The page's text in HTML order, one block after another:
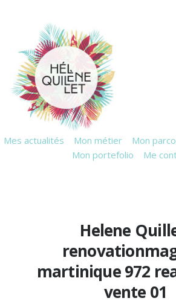
Mes actualités Mon métier Mon
Mon portefolio
Me
Helene
martinique 972
vente 01